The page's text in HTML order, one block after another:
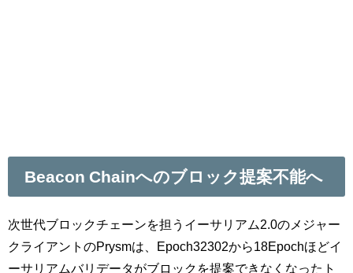
Beacon Chainへのブロック提案不能へ
次世代ブロックチェーンを担うイーサリアム2.0のメジャー
クライアントのPrysmは、Epoch32302から18Epochほどイ
ーサリアムバリデータがブロックを提案できなくなったト